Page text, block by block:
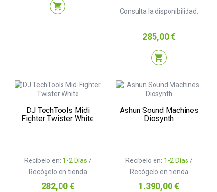
shopping_cart Consulta la disponibilidad.
Precio
285,00 €
shopping_cart
DJ TechTools Midi
Fighter Twister White
Recíbelo en: 1-2 Días /
Recógelo en tienda
Precio
282,00 €
Ashun Sound Machines
Diosynth
Recíbelo en: 1-2 Días /
Recógelo en tienda
Precio
1.390,00 €